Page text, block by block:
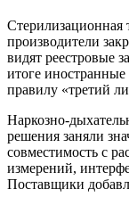
Стерилизационная
производители
видят реестровые
итоге
правилу «третий
Наркозно-
решения заняли
совместимость с
измерений,
Поставщики